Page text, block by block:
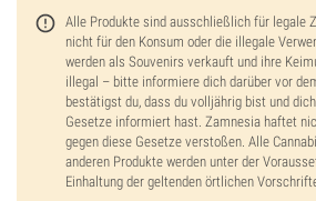
Alle Produkte sind ausschließlich für legale
nicht für den Konsum oder die illegale
werden als Souvenirs verkauft und ihre
illegal – bitte informiere dich darüber vor
bestätigst du, dass du volljährig bist und
Gesetze informiert hast. Zamnesia haftet
gegen diese Gesetze verstoßen. Alle
anderen Produkte werden unter der
Einhaltung der geltenden örtlichen